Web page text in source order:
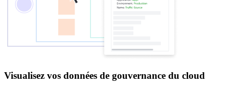
Visualisez vos données de gouvernance du cloud